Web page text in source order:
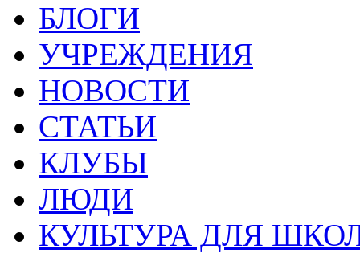
БЛОГИ
УЧРЕЖДЕНИЯ
НОВОСТИ
СТАТЬИ
КЛУБЫ
ЛЮДИ
КУЛЬТУРА ДЛЯ